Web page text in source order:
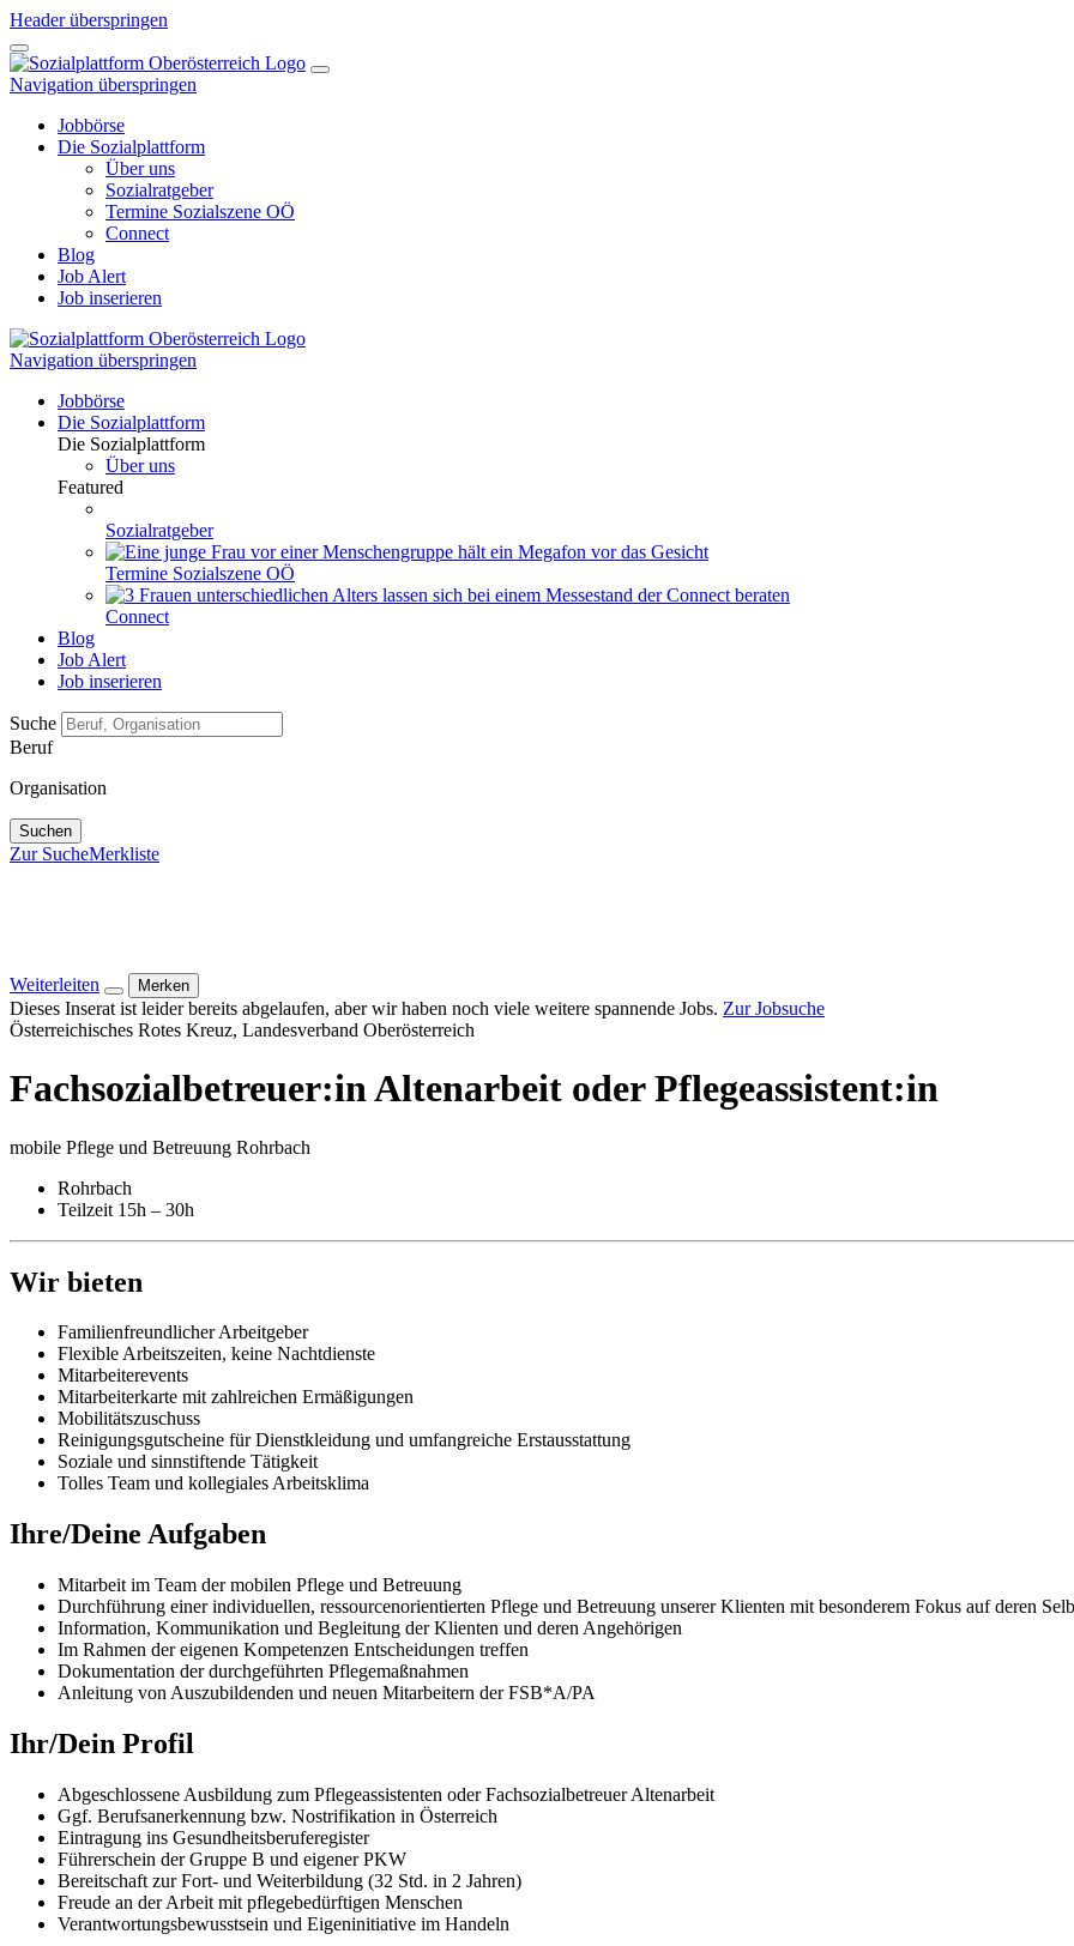
Header überspringen
Navigation überspringen
Jobbörse
Die Sozialplattform
Über uns
Sozialratgeber
Termine Sozialszene OÖ
Connect
Blog
Job Alert
Job inserieren
Navigation überspringen
Jobbörse
Die Sozialplattform
Die Sozialplattform
Über uns
Featured
Sozialratgeber
Termine Sozialszene OÖ
Connect
Blog
Job Alert
Job inserieren
Suche
Beruf
Organisation
Suchen
Zur SucheMerkliste
Weiterleiten Merken
Dieses Inserat ist leider bereits abgelaufen, aber wir haben noch viele weitere spannende Jobs. Zur Jobsuche
Österreichisches Rotes Kreuz, Landesverband Oberösterreich
Fachsozial­­betreuer:in Altenarbeit oder Pflegeassistent:in
mobile Pflege und Betreuung Rohrbach
Rohrbach
Teilzeit 15h – 30h
Wir bieten
Familienfreundlicher Arbeitgeber
Flexible Arbeitszeiten, keine Nachtdienste
Mitarbeiterevents
Mitarbeiterkarte mit zahlreichen Ermäßigungen
Mobilitätszuschuss
Reinigungsgutscheine für Dienstkleidung und umfangreiche Erstausstattung
Soziale und sinnstiftende Tätigkeit
Tolles Team und kollegiales Arbeitsklima
Ihre/Deine Aufgaben
Mitarbeit im Team der mobilen Pflege und Betreuung
Durchführung einer individuellen, ressourcenorientierten Pflege und Betreuung unserer Klienten mit besonderem Fokus auf deren
Information, Kommunikation und Begleitung der Klienten und deren Angehörigen
Im Rahmen der eigenen Kompetenzen Entscheidungen treffen
Dokumentation der durchgeführten Pflegemaßnahmen
Anleitung von Auszubildenden und neuen Mitarbeitern der FSB*A/PA
Ihr/Dein Profil
Abgeschlossene Ausbildung zum Pflegeassistenten oder Fachsozialbetreuer Altenarbeit
Ggf. Berufsanerkennung bzw. Nostrifikation in Österreich
Eintragung ins Gesundheitsberuferegister
Führerschein der Gruppe B und eigener PKW
Bereitschaft zur Fort- und Weiterbildung (32 Std. in 2 Jahren)
Freude an der Arbeit mit pflegebedürftigen Menschen
Verantwortungsbewusstsein und Eigeninitiative im Handeln